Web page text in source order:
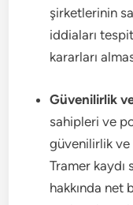
şirketlerinin
iddiaları
kararları
Güvenilirlik
sahipleri ve
güvenilirlik ve
Tramer kaydı
hakkında net